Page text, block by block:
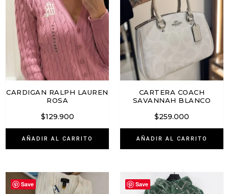
CARDIGAN RALPH LAUREN
ROSA
$129.900
AÑADIR AL CARRITO
CARTERA COACH
SAVANNAH BLANCO
$259.000
AÑADIR AL CARRITO
Save Save